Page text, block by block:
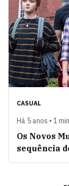
CASUAL
Há 5 anos • 1
Os Novos
sequência